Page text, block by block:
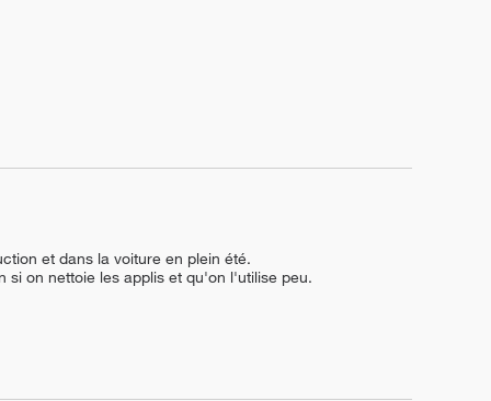
et dans la voiture en plein été.
si on nettoie les applis et qu'on l'utilise peu.